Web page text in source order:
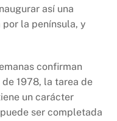
así una
la península, y
confirman
1978, la tarea de
un carácter
ser completada